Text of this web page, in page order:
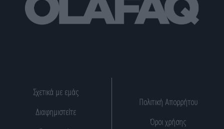
Σχετικά με εμάς
Διαφημιστείτε
Πολιτική Απορρήτου
Όροι χρήσης